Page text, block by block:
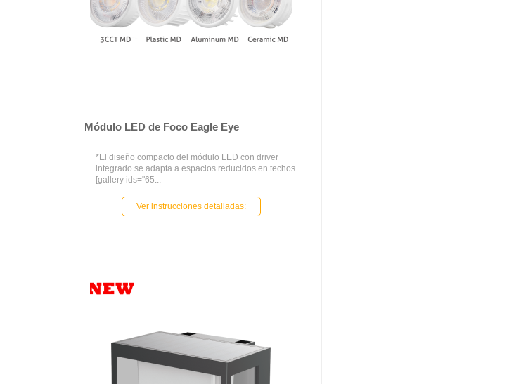
Módulo LED de Foco Eagle Eye
*El diseño compacto del módulo LED con driver
integrado se adapta a espacios reducidos en techos.
[gallery ids="65...
Ver instrucciones detalladas: